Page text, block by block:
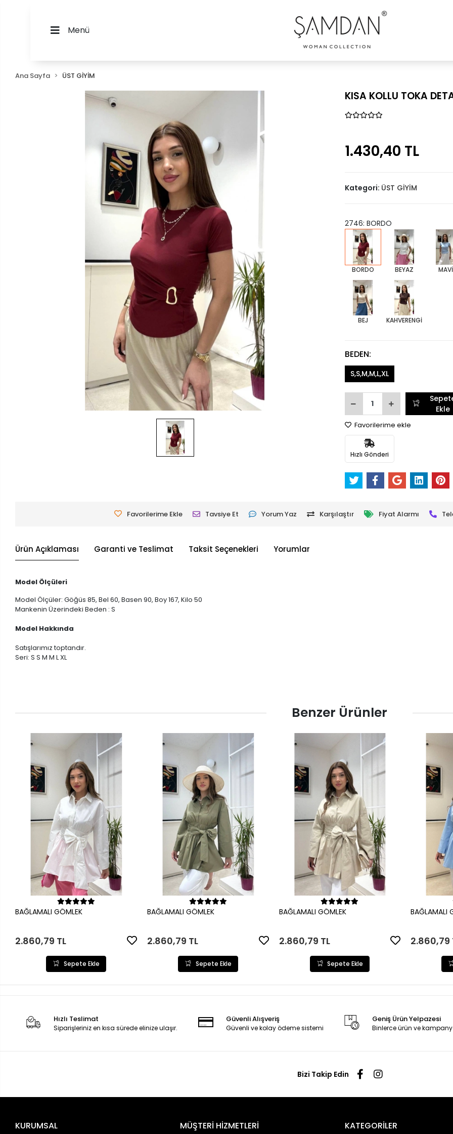
Menü
Ana Sayfa ÜST GİYİM
KISA KOLLU TOKA
1.430,40 TL
Kategori: ÜST GİYİM
2746: BORDO
BORDO BEYAZ MAVİ
BEJ KAHVERENGİ
BEDEN:
S,S,M,M,L,XL
Ekle
Favorilerime ekle
Hızlı Gönderi
Favorilerime Ekle Tavsiye Et Yorum Yaz Karşılaştır Fiyat Alarmı
Ürün Açıklaması Garanti ve Teslimat Taksit Seçenekleri Yorumlar
Model Ölçüleri
Model Ölçüler: Göğüs 85, Bel 60, Basen 90, Boy 167, Kilo 50
Mankenin Üzerindeki Beden : S
Model Hakkında
Satışlarımız toptandır.
Seri: S S M M L XL
Benzer Ürünler
Sepete Ekle
BAĞLAMALI GÖMLEK
2.860,79 TL
Sepete Ekle
Sepete Ekle
BAĞLAMALI GÖMLEK
2.860,79 TL
Sepete Ekle
Sepete Ekle
BAĞLAMALI GÖMLEK
2.860,79 TL
Sepete Ekle
BAĞLAMALI
2.860,79
Hızlı Teslimat
Siparişleriniz en kısa sürede elinize ulaşır.
Güvenli Alışveriş
Güvenli ve kolay ödeme sistemi
Geniş Ürün Yelpazesi
Binlerce ürün ve
Bizi Takip Edin
KURUMSAL MÜŞTERİ HİZMETLERİ KATEGORİLER